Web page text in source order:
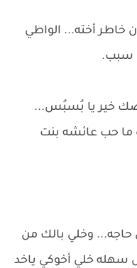
خاطر أخته... الواطي
سبب.
خير يا بُسبُس...
ما حب عائشه بنت
حاجه... وخلي بالك من
خلي أخوكي ياخد